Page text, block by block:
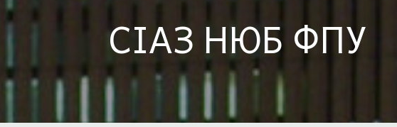
СІАЗ НЮБ ФПУ